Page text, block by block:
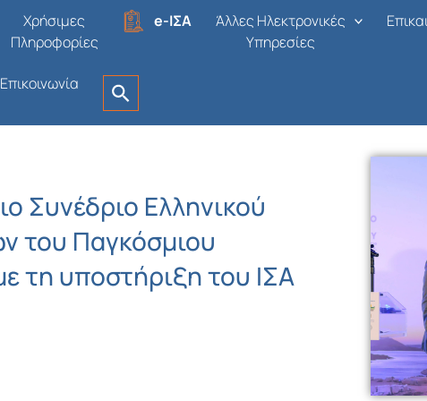
Χρήσιμες
Πληροφορίες
e-ΙΣΑ
Άλλες Ηλεκτρονικές
Υπηρεσίες
Επικοινωνία
Συνέδριο Ελληνικού
του Παγκόσμιου
τη υποστήριξη του ΙΣΑ